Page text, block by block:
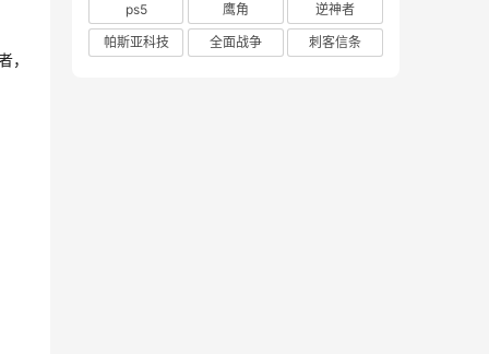
，
ps5
鹰角
逆神者
帕斯亚科技
全面战争 刺客信条